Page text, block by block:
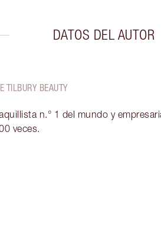
DATOS DEL AUTOR
TILBURY BEAUTY
n.° 1 del mundo y
veces.